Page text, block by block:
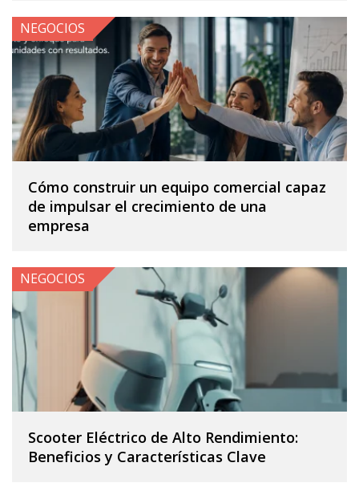
Cómo construir un equipo comercial capaz
de impulsar el crecimiento de una
empresa
NEGOCIOS
Scooter Eléctrico de Alto Rendimiento:
Beneficios y Características Clave
NEGOCIOS